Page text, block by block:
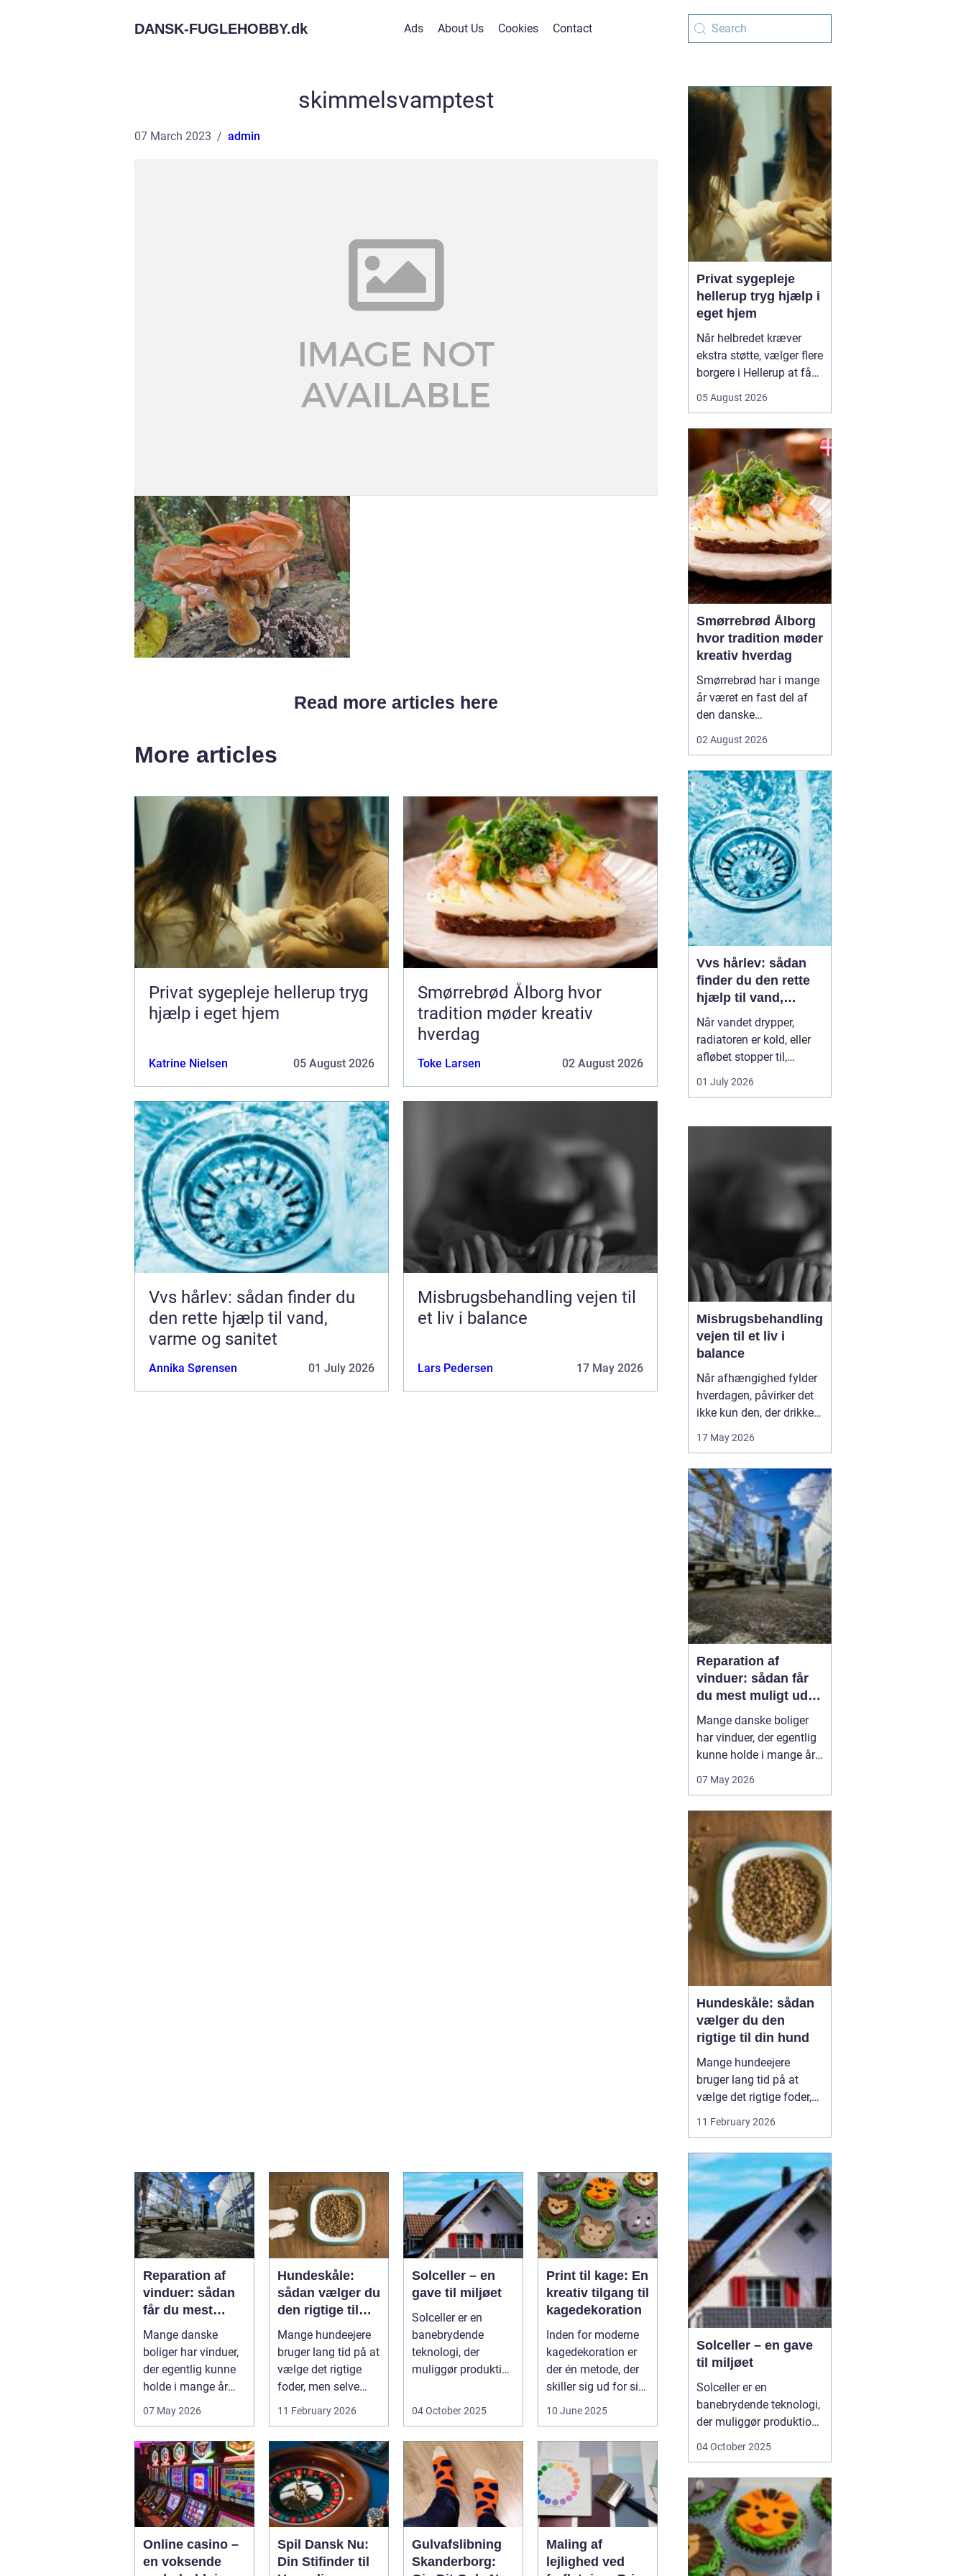
DANSK-FUGLEHOBBY.dk Ads About Us Cookies Contact
skimmelsvamptest
07 March 2023 admin
Read more articles here
More articles
Privat sygepleje hellerup tryg
hjælp i eget hjem
Katrine Nielsen 05 August 2026
Smørrebrød Ålborg hvor
tradition møder kreativ
hverdag
Toke Larsen 02 August 2026
Vvs hårlev: sådan finder du
den rette hjælp til vand,
varme og sanitet
Annika Sørensen 01 July 2026
Misbrugsbehandling vejen til
et liv i balance
Lars Pedersen 17 May 2026
Reparation af
vinduer: sådan
får du mest
muligt ud af
dine gamle
rammer
Mange danske
boliger har vinduer,
der egentlig kunne
holde i mange år
den r...
07 May 2026
Hundeskåle:
sådan vælger du
den rigtige til
din hund
Mange hundeejere
bruger lang tid på at
vælge det rigtige
foder, men selve
skålen b...
11 February 2026
Solceller – en
gave til miljøet
Solceller er en
banebrydende
teknologi, der
muliggør produktion
udnytt...
04 October 2025
Print til kage: En
kreativ tilgang til
kagedekoration
Inden for moderne
kagedekoration er
der én metode, der
skiller sig ud for sin
10 June 2025
Online casino –
en voksende
Spil Dansk Nu:
Din Stifinder til
Gulvafslibning
Skanderborg:
Maling af
lejlighed ved
Privat sygepleje
hellerup tryg hjælp i
eget hjem
Når helbredet kræver
ekstra støtte, vælger flere
borgere i Hellerup at få
sygepleje i hjemmet. Det
nærvær og kontinuitet i
hverdagen, som kan
være svær at finde i et
travlt offentligt
sundhedsvæsen. Med
privat ...
05 August 2026
Smørrebrød Ålborg
hvor tradition møder
kreativ hverdag
Smørrebrød har i mange
år været en fast del af
den danske
Aalborg har klassikeren
en blanding af klassiske
stykker, lokale råvarer og
moderne anretninger, der
taler til både den travle
hverdag og de sæ...
02 August 2026
Vvs hårlev: sådan
finder du den rette
hjælp til vand,
varme og sanitet
Når vandet drypper,
radiatoren er kold, eller
afløbet stopper til,
mærker du hurtigt, hvor
afhængig du er af
installationer. I Hårlev og
rolle for både private
01 July 2026
Misbrugsbehandling
vejen til et liv i
balance
Når afhængighed fylder
hverdagen, påvirker det
ikke kun den, der drikker,
medicin. Hele familien
Mange går længe alene
med problemerne, før de
søger hjælp. Her kan
misbrugsbehandling
være et afgørende...
17 May 2026
Reparation af
vinduer: sådan får
du mest muligt ud af
dine gamle rammer
Mange danske boliger
har vinduer, der egentlig
kunne holde i mange år
rigtige pleje. I stedet
for tidligt. Med den rette
reparation af vinduer
kan du bevare husets
oprindelige udtryk,
forbedre ko...
07 May 2026
Hundeskåle: sådan
vælger du den
rigtige til din hund
Mange hundeejere
bruger lang tid på at
vælge det rigtige foder,
men selve skålen bliver
ofte en eftertanke. Det er
har...
11 February 2026
Solceller – en gave
til miljøet
Solceller er en
banebrydende teknologi,
der muliggør produktion
af elektricitet ved at
kan man omdanne
solens energi til grøn
strøm, der kan bruges til
at drive husholdni...
04 October 2025